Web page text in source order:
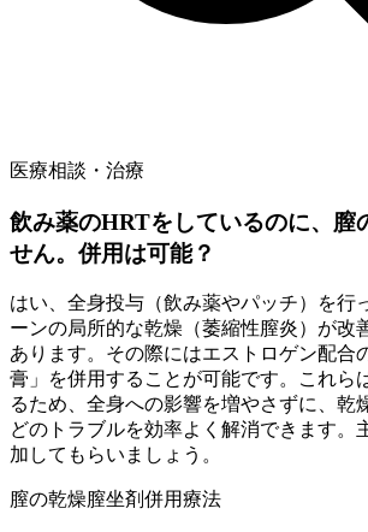
医療相談・治療
飲み薬のHRTをしているのに、膣
せん。併用は可能？
はい、全身投与（飲み薬やパッチ）を行
ーンの局所的な乾燥（萎縮性膣炎）が改
あります。その際にはエストロゲン配合
膏」を併用することが可能です。これら
るため、全身への影響を増やさずに、乾
どのトラブルを効率よく解消できます。
加してもらいましょう。
膣の乾燥膣坐剤併用療法